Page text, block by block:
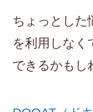
ちょっとした
を利用しなく
できるかもし